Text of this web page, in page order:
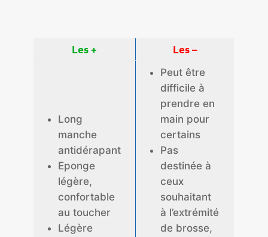
Les + Les –
Long
manche
antidérapant
Eponge
légère,
confortable
au toucher
Légère
Peut être
difficile à
prendre en
main pour
certains
Pas
destinée à
ceux
souhaitant
à l’extrémité
de brosse,